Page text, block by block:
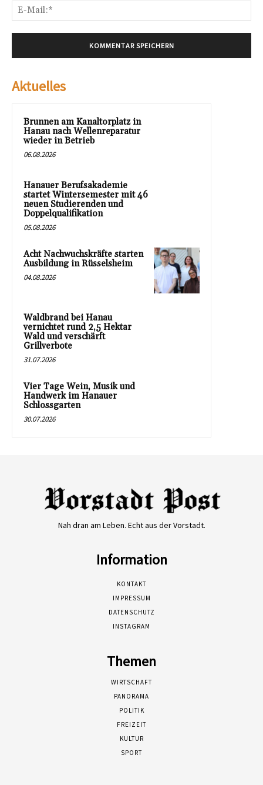
Aktuelles
Brunnen am Kanaltorplatz in
Hanau nach Wellenreparatur
wieder in Betrieb
06.08.2026
Hanauer Berufsakademie
startet Wintersemester mit 46
neuen Studierenden und
Doppelqualifikation
05.08.2026
Acht Nachwuchskräfte starten
Ausbildung in Rüsselsheim
04.08.2026
Waldbrand bei Hanau
vernichtet rund 2,5 Hektar
Wald und verschärft
Grillverbote
31.07.2026
Vier Tage Wein, Musik und
Handwerk im Hanauer
Schlossgarten
30.07.2026
Nah dran am Leben. Echt aus der Vorstadt.
Information
KONTAKT
IMPRESSUM
DATENSCHUTZ
INSTAGRAM
Themen
WIRTSCHAFT
PANORAMA
POLITIK
FREIZEIT
KULTUR
SPORT